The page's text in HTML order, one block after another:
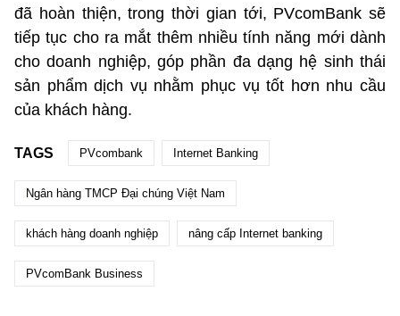
đã hoàn thiện, trong thời gian tới, PVcomBank sẽ
tiếp tục cho ra mắt thêm nhiều tính năng mới dành
cho doanh nghiệp, góp phần đa dạng hệ sinh thái
sản phẩm dịch vụ nhằm phục vụ tốt hơn nhu cầu
của khách hàng.
TAGS PVcombank Internet Banking
Ngân hàng TMCP Đại chúng Việt Nam
khách hàng doanh nghiệp nâng cấp Internet banking
PVcomBank Business